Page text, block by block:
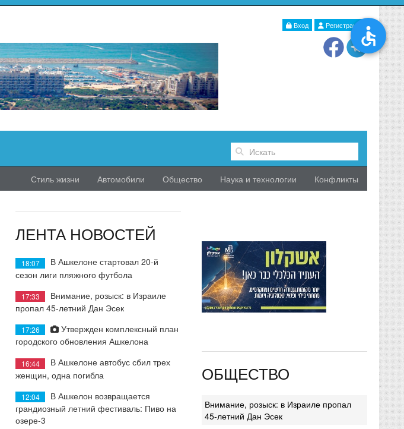
Вход Регистрация
Стиль жизни Автомобили Общество Наука и технологии Конфликты
ЛЕНТА НОВОСТЕЙ
18:07
В Ашкелоне стартовал 20-й
сезон лиги пляжного футбола
17:33
Внимание, розыск: в Израиле
пропал 45-летний Дан Эсек
17:26
Утвержден комплексный план
городского обновления Ашкелона
16:44
В Ашкелоне автобус сбил трех
женщин, одна погибла
12:04
В Ашкелон возвращается
грандиозный летний фестиваль: Пиво на
озере-3
ОБЩЕСТВО
Внимание, розыск: в Израиле пропал
45-летний Дан Эсек